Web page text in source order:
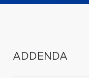
ADDENDA